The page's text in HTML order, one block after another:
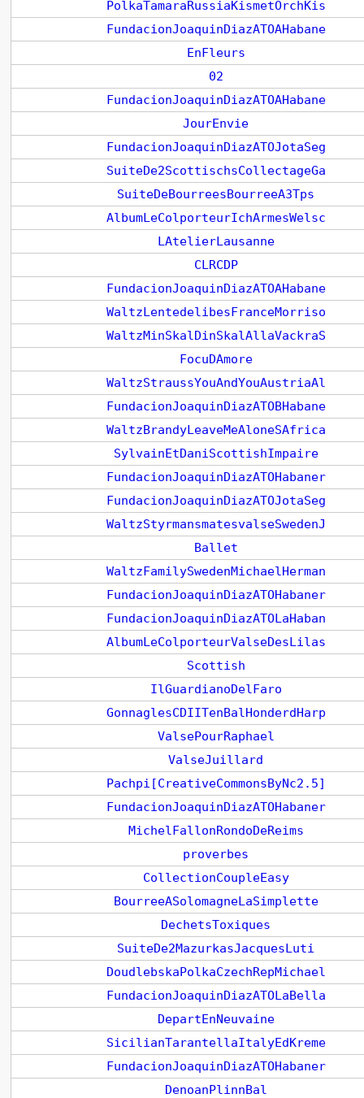
PolkaTamaraRussiaKismetOrchKis
FundacionJoaquinDiazATOAHabane
EnFleurs
02
FundacionJoaquinDiazATOAHabane
JourEnvie
FundacionJoaquinDiazATOJotaSeg
SuiteDe2ScottischsCollectageGa
SuiteDeBourreesBourreeA3Tps
AlbumLeColporteurIchArmesWelsc
LAtelierLausanne
CLRCDP
FundacionJoaquinDiazATOAHabane
WaltzLentedelibesFranceMorriso
WaltzMinSkalDinSkalAllaVackraS
FocuDAmore
WaltzStraussYouAndYouAustriaAl
FundacionJoaquinDiazATOBHabane
WaltzBrandyLeaveMeAloneSAfrica
SylvainEtDaniScottishImpaire
FundacionJoaquinDiazATOHabaner
FundacionJoaquinDiazATOJotaSeg
WaltzStyrmansmatesvalseSwedenJ
Ballet
WaltzFamilySwedenMichaelHerman
FundacionJoaquinDiazATOHabaner
FundacionJoaquinDiazATOLaHaban
AlbumLeColporteurValseDesLilas
Scottish
IlGuardianoDelFaro
GonnaglesCDIITenBalHonderdHarp
ValsePourRaphael
ValseJuillard
Pachpi[CreativeCommonsByNc2.5]
FundacionJoaquinDiazATOHabaner
MichelFallonRondoDeReims
proverbes
CollectionCoupleEasy
BourreeASolomagneLaSimplette
DechetsToxiques
SuiteDe2MazurkasJacquesLuti
DoudlebskaPolkaCzechRepMichael
FundacionJoaquinDiazATOLaBella
DepartEnNeuvaine
SicilianTarantellaItalyEdKreme
FundacionJoaquinDiazATOHabaner
DenoanPlinnBal